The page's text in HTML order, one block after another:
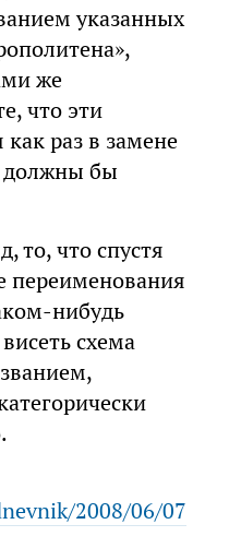
указанных
же
что эти
раз в замене
должны бы
то, что спустя
переименования
нибудь
схема
2008/06/07